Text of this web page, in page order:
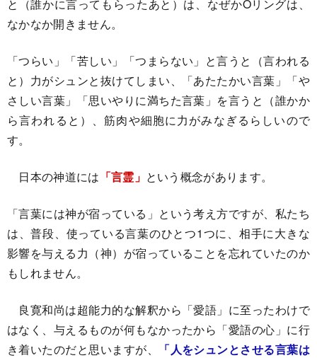
と（誰かに言ってもらったあと）は、なぜかOリングは、
なかなか開きません。
「つらい」「苦しい」「つまらない」と言うと（言われる
と）力がシュンと抜けてしまい、「あたたかい言葉」「や
さしい言葉」「思いやりに満ちた言葉」を言うと（誰かか
ら言われると）、筋肉や細胞に力がみなぎるらしいので
す。
日本の神道には 「言霊」 という概念があります。
「言葉には神が宿っている」という考え方ですが、私たち
は、普段、使っている言葉のひとつ1つに、相手に大きな
影響を与える力（神）が宿っていることを忘れていたのか
もしれません。
良寛和尚は超能力的な解釈から「愛語」に至ったわけで
はなく、与えるものが何もなかったから「愛語の心」に行
き着いたのだと思いますが、
「人をシュンとさせる言葉は